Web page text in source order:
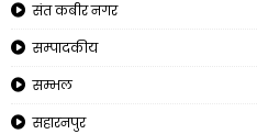
संत कबीर नगर
सम्पादकीय
सम्भल
सहारनपुर